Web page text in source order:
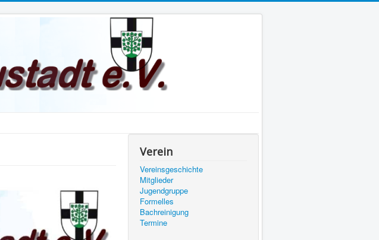
Verein
Vereinsgeschichte
Mitglieder
Jugendgruppe
Formelles
Bachreinigung
Termine